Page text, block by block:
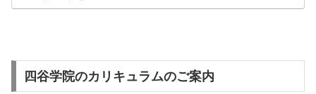
四谷学院のカリキュラムのご案内